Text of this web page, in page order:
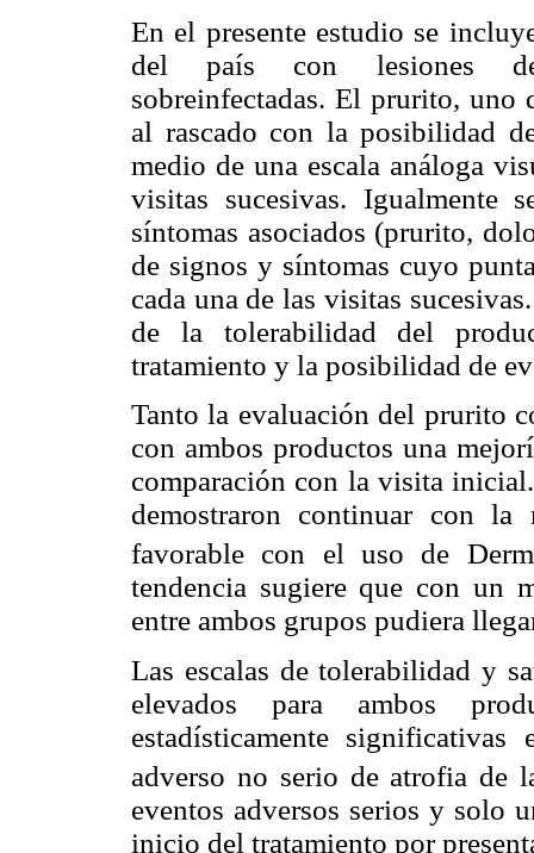
En el presente estudio se
del país con lesiones
sobreinfectadas. El prurito, uno
al rascado con la posibilidad
medio de una escala análoga
visitas sucesivas.
síntomas asociados (prurito,
de signos y síntomas cuyo
cada una de las visitas
de la tolerabilidad del
tratamiento y la posibilidad de
Tanto la evaluación del prurito
con ambos productos una
comparación con la visita
demostraron continuar con
favorable con el uso de
tendencia sugiere que con un
entre ambos grupos pudiera
Las escalas de tolerabilidad y
elevados para ambos
estadísticamente
adverso no serio de atrofia de
eventos adversos serios y solo
inicio del tratamiento por